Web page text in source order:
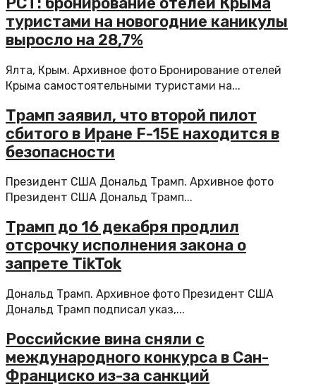
туристами на новогодние каникулы
выросло на 28,7%
Ялта, Крым. Архивное фото Бронирование отелей
Крыма самостоятельными туристами на...
Трамп заявил, что второй пилот
сбитого в Иране F-15E находится в
безопасности
Президент США Дональд Трамп. Архивное фото
Президент США Дональд Трамп...
Трамп до 16 декабря продлил
отсрочку исполнения закона о
запрете TikTok
Дональд Трамп. Архивное фото Президент США
Дональд Трамп подписал указ,...
Российские вина сняли с
международного конкурса в Сан-
Франциско из-за санкций